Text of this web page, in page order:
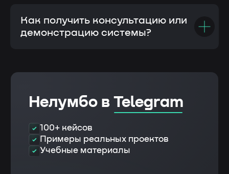
Как получить консультацию или
демонстрацию системы?